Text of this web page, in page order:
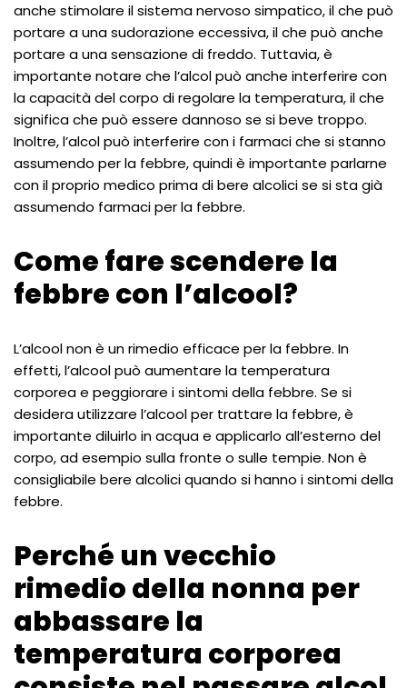
anche stimolare il sistema nervoso simpatico, il che può
portare a una sudorazione eccessiva, il che può anche
portare a una sensazione di freddo. Tuttavia, è
importante notare che l’alcol può anche interferire con
la capacità del corpo di regolare la temperatura, il che
significa che può essere dannoso se si beve troppo.
Inoltre, l’alcol può interferire con i farmaci che si stanno
assumendo per la febbre, quindi è importante parlarne
con il proprio medico prima di bere alcolici se si sta già
assumendo farmaci per la febbre.
Come fare scendere la
febbre con l’alcool?
L’alcool non è un rimedio efficace per la febbre. In
effetti, l’alcool può aumentare la temperatura
corporea e peggiorare i sintomi della febbre. Se si
desidera utilizzare l’alcool per trattare la febbre, è
importante diluirlo in acqua e applicarlo all’esterno del
corpo, ad esempio sulla fronte o sulle tempie. Non è
consigliabile bere alcolici quando si hanno i sintomi della
febbre.
Perché un vecchio
rimedio della nonna per
abbassare la
temperatura corporea